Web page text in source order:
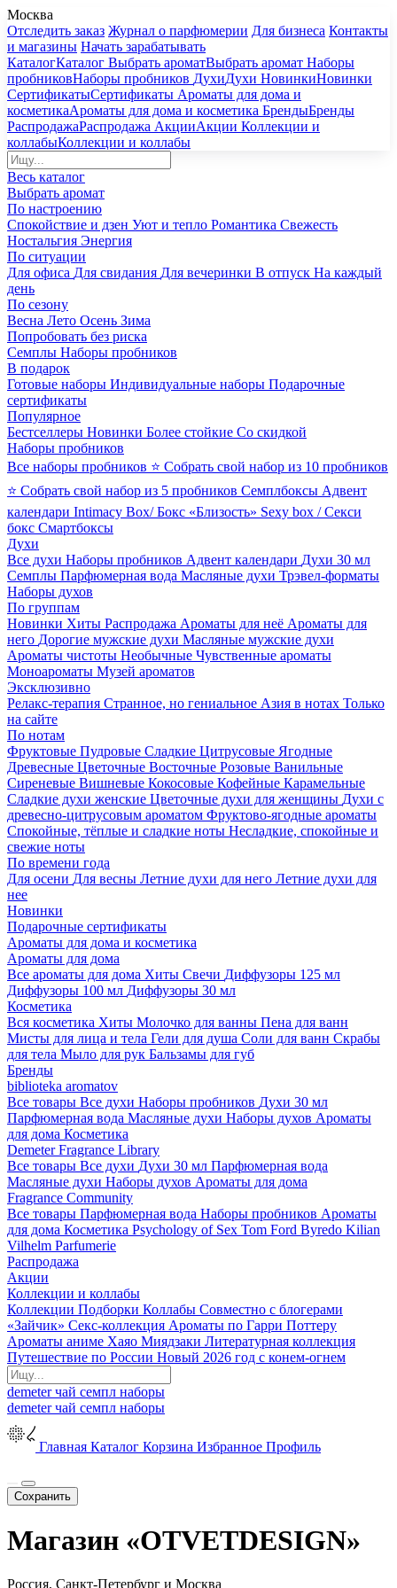
Москва
Отследить заказ Журнал о парфюмерии Для бизнеса Контакты
и магазины Начать зарабатывать
КаталогКаталог Выбрать ароматВыбрать аромат Наборы
пробниковНаборы пробников ДухиДухи НовинкиНовинки
СертификатыСертификаты Ароматы для дома и
косметикаАроматы для дома и косметика БрендыБренды
РаспродажаРаспродажа АкцииАкции Коллекции и
коллабыКоллекции и коллабы
Весь каталог
Выбрать аромат
По настроению
Спокойствие и дзен Уют и тепло Романтика Свежесть
Ностальгия Энергия
По ситуации
Для офиса Для свидания Для вечеринки В отпуск На каждый
день
По сезону
Весна Лето Осень Зима
Попробовать без риска
Семплы Наборы пробников
В подарок
Готовые наборы Индивидуальные наборы Подарочные
сертификаты
Популярное
Бестселлеры Новинки Более стойкие Со скидкой
Наборы пробников
Все наборы пробников ⭐ Собрать свой набор из 10 пробников
⭐ Собрать свой набор из 5 пробников Семплбоксы Адвент
календари Intimacy Box/ Бокс «Близость» Sexy box / Секси
бокс Смартбоксы
Духи
Все духи Наборы пробников Адвент календари Духи 30 мл
Семплы Парфюмерная вода Масляные духи Трэвел-форматы
Наборы духов
По группам
Новинки Хиты Распродажа Ароматы для неё Ароматы для
него Дорогие мужские духи Масляные мужские духи
Ароматы чистоты Необычные Чувственные ароматы
Моноароматы Музей ароматов
Эксклюзивно
Релакс-терапия Странное, но гениальное Азия в нотах Только
на сайте
По нотам
Фруктовые Пудровые Сладкие Цитрусовые Ягодные
Древесные Цветочные Восточные Розовые Ванильные
Сиреневые Вишневые Кокосовые Кофейные Карамельные
Сладкие духи женские Цветочные духи для женщины Духи с
древесно-цитрусовым ароматом Фруктово-ягодные ароматы
Спокойные, тёплые и сладкие ноты Несладкие, спокойные и
свежие ноты
По времени года
Для осени Для весны Летние духи для него Летние духи для
нее
Новинки
Подарочные сертификаты
Ароматы для дома и косметика
Ароматы для дома
Все ароматы для дома Хиты Свечи Диффузоры 125 мл
Диффузоры 100 мл Диффузоры 30 мл
Косметика
Вся косметика Хиты Молочко для ванны Пена для ванн
Мисты для лица и тела Гели для душа Соли для ванн Скрабы
для тела Мыло для рук Бальзамы для губ
Бренды
biblioteka aromatov
Все товары Все духи Наборы пробников Духи 30 мл
Парфюмерная вода Масляные духи Наборы духов Ароматы
для дома Косметика
Demeter Fragrance Library
Все товары Все духи Духи 30 мл Парфюмерная вода
Масляные духи Наборы духов Ароматы для дома
Fragrance Community
Все товары Парфюмерная вода Наборы пробников Ароматы
для дома Косметика Psychology of Sex Tom Ford Byredo Kilian
Vilhelm Parfumerie
Распродажа
Акции
Коллекции и коллабы
Коллекции Подборки Коллабы Совместно с блогерами
«Зайчик» Секс-коллекция Ароматы по Гарри Поттеру
Ароматы аниме Хаяо Миядзаки Литературная коллекция
Путешествие по России Новый 2026 год с конем-огнем
demeterчай семпл наборы
demeterчай семпл наборы
Главная Каталог Корзина Избранное Профиль
Сохранить
Магазин «OTVETDESIGN»
Россия, Санкт-Петербург и Москва